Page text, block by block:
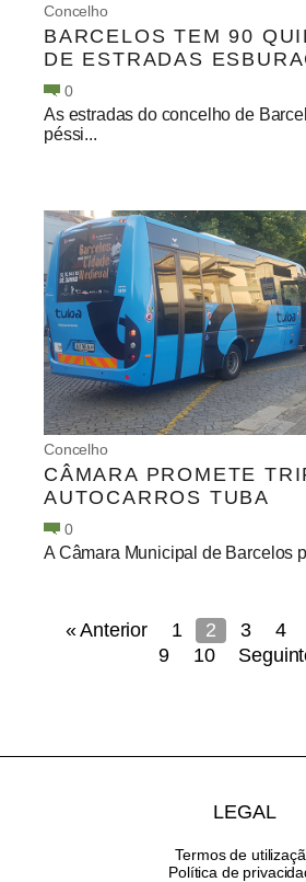
Concelho
BARCELOS TEM 90
DE ESTRADAS
0
As estradas do concelho de
péssi...
Concelho
CÂMARA PROMETE
AUTOCARROS TUBA
0
A Câmara Municipal de Barcelos
« Anterior 1 2 3 4
9
10
LEGAL
Termos de
Política de